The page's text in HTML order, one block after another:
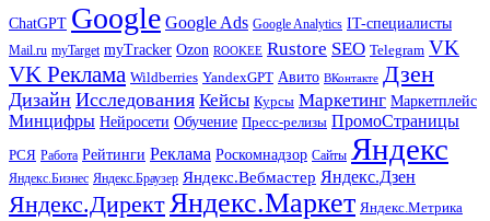
ChatGPT Google Google Ads Google Analytics IT-специалисты
Mail.ru myTarget myTracker Ozon ROOKEE Rustore SEO Telegram VK
VK Реклама Wildberries YandexGPT Авито ВКонтакте Дзен
Дизайн Исследования Кейсы Курсы Маркетинг Маркетплейс
Минцифры Нейросети Обучение Пресс-релизы ПромоСтраницы
РСЯ Работа Рейтинги Реклама Роскомнадзор Сайты Яндекс
Яндекс.Бизнес Яндекс.Браузер Яндекс.Вебмастер Яндекс.Дзен
Яндекс.ДиректЯндекс.Маркет Яндекс.Метрика